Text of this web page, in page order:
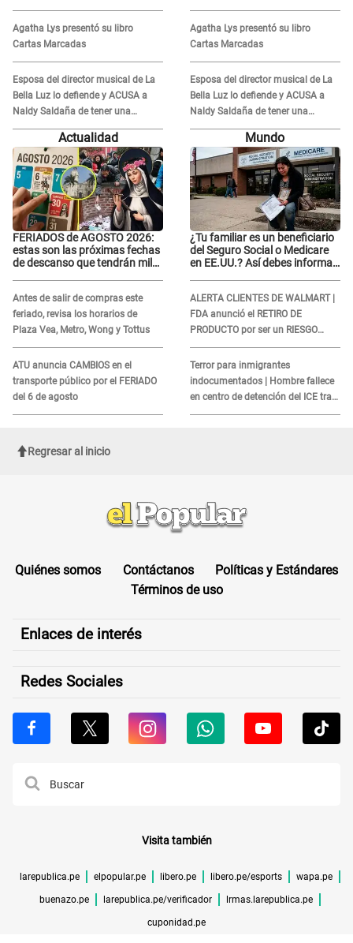
grabar"
Agatha Lys presentó su libro
Cartas Marcadas
Esposa del director musical de La
Bella Luz lo defiende y ACUSA a
Naldy Saldaña de tener una
relación con él y otros integrantes
grabar"
Agatha Lys presentó su libro
Cartas Marcadas
Esposa del director musical de La
Bella Luz lo defiende y ACUSA a
Naldy Saldaña de tener una
relación con él y otros integrantes
Actualidad
FERIADOS de AGOSTO 2026:
estas son las próximas fechas
de descanso que tendrán miles
Antes de salir de compras este
feriado, revisa los horarios de
Plaza Vea, Metro, Wong y Tottus
ATU anuncia CAMBIOS en el
transporte público por el FERIADO
del 6 de agosto
Mundo
¿Tu familiar es un beneficiario
del Seguro Social o Medicare
en EE.UU.? Así debes informar
ALERTA CLIENTES DE WALMART |
FDA anunció el RETIRO DE
PRODUCTO por ser un RIESGO
MORTAL para consumidores: ¿Cuál
es?
Terror para inmigrantes
indocumentados | Hombre fallece
en centro de detención del ICE tras
sufrir una "emergencia médica"
Regresar al inicio
Quiénes somos Contáctanos
Políticas y Estándares
Términos de uso
Enlaces de interés
Redes Sociales
Visita también
larepublica.pe elpopular.pe libero.pe libero.pe/esports wapa.pe
buenazo.pe larepublica.pe/verificador lrmas.larepublica.pe
cuponidad.pe